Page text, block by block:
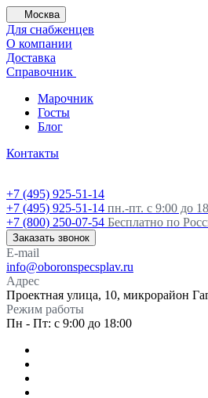
Москва
Для снабженцев
О компании
Доставка
Справочник
Марочник
Госты
Блог
Контакты
+7 (495) 925-51-14
+7 (495) 925-51-14 пн.-пт. с 9:00 до
+7 (800) 250-07-54 Бесплатно по
Заказать звонок
E-mail
info@oboronspecsplav.ru
Адрес
Проектная улица, 10, микрорайон
Режим работы
Пн - Пт: с 9:00 до 18:00